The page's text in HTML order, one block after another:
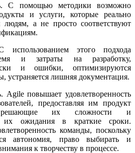
С помощью методики возможно
и услуги, которые реально
а не просто соответствуют
использованием этого подхода
и затраты на разработку,
и ошибки, оптимизируются
устраняется лишняя документация.
Agile повышает удовлетворенность
предоставляя им продукт
их сложности и
их ожидания в краткие сроки.
команды, поскольку
автономия, право выбирать и
к творчеству в процессе.